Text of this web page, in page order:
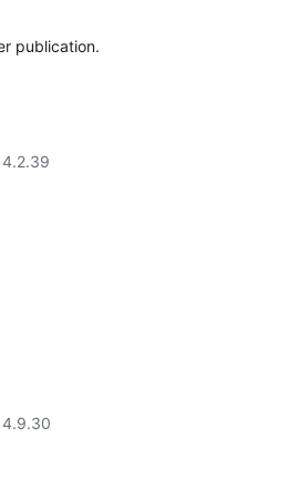
publication.